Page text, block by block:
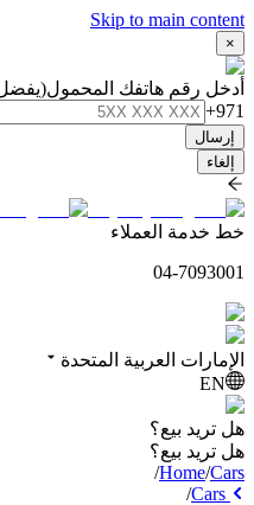
Skip to main content
×
أدخل رقم هاتفك المحمول
+971
إرسال
إلغاء
خط خدمة العملاء
04-7093001
الإمارات العربية المتحدة
EN
هل تريد بيع؟
هل تريد بيع؟
Home/Cars
/
/